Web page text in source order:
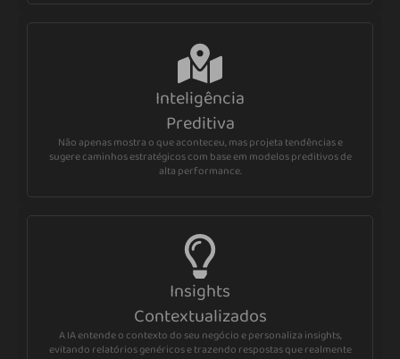
Inteligência
Preditiva
Não apenas mostra o que aconteceu, mas projeta tendências e
sugere caminhos estratégicos com base em modelos preditivos de
alta performance.
Insights
Contextualizados
A IA entende o contexto do seu negócio e personaliza insights,
evitando relatórios genéricos e trazendo respostas que realmente